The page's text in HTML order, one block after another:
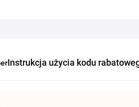
Instrukcja użycia kodu